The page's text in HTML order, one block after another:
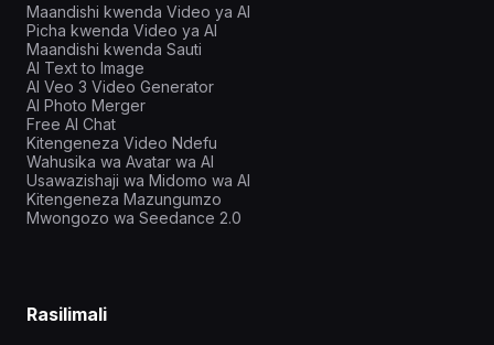
Maandishi kwenda Video ya AI
Picha kwenda Video ya AI
Maandishi kwenda Sauti
AI Text to Image
AI Veo 3 Video Generator
AI Photo Merger
Free AI Chat
Kitengeneza Video Ndefu
Wahusika wa Avatar wa AI
Usawazishaji wa Midomo wa AI
Kitengeneza Mazungumzo
Mwongozo wa Seedance 2.0
Rasilimali